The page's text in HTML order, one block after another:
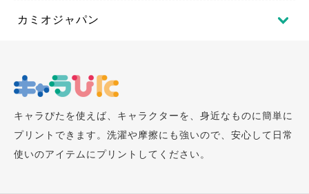
カミオジャパン
キャラぴたを使えば、キャラクターを、身近なものに簡単に
プリントできます。洗濯や摩擦にも強いので、安心して日常
使いのアイテムにプリントしてください。